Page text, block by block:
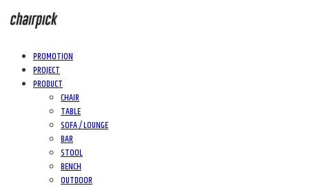
PROMOTION
PROJECT
PRODUCT
CHAIR
TABLE
SOFA / LOUNGE
BAR
STOOL
BENCH
OUTDOOR